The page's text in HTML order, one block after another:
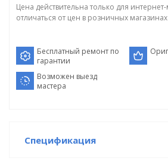
Цена действительна только для
отличаться от цен в розничных магазинах
Бесплатный ремонт по
гарантии
Возможен выезд
мастера
Спецификация